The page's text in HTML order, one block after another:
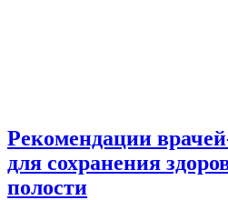
Рекомендации
для сохранения
полости